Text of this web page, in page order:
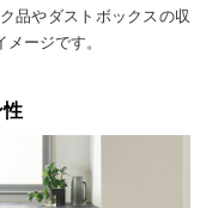
品やダストボックスの収
ージです。
性